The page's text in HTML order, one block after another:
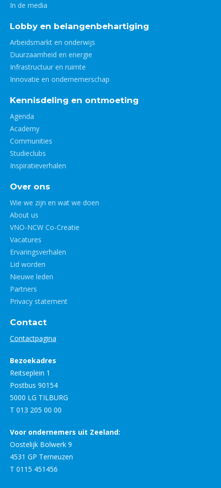
In de media
Lobby en belangenbehartiging
Arbeidsmarkt en onderwijs
Duurzaamheid en energie
Infrastructuur en ruimte
Innovatie en ondernemerschap
Kennisdeling en ontmoeting
Agenda
Academy
Communities
Studieclubs
Inspiratieverhalen
Over ons
Wie we zijn en wat we doen
About us
VNO-NCW Co-Creatie
Vacatures
Ervaringsverhalen
Lid worden
Nieuwe leden
Partners
Privacy statement
Contact
Contactpagina
Bezoekadres
Reitseplein 1
Postbus 90154
5000 LG TILBURG
T 013 205 00 00
Voor ondernemers uit Zeeland:
Oostelijk Bolwerk 9
4531 GP Terneuzen
T 0115 451456